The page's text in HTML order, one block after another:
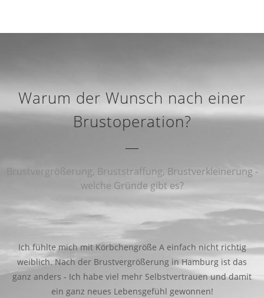
Warum der Wunsch nach einer
Brustoperation?
Brustvergrößerung, Bruststraffung, Brustverkleinerung -
welche Gründe gibt es?
Ich fühlte mich mit Körbchengröße A einfach nicht richtig
weiblich. Nach der Brustvergrößerung in Hamburg ist das
ganz anders - Ich habe viel mehr Selbstvertrauen und damit
ein ganz neues Lebensgefühl gewonnen!